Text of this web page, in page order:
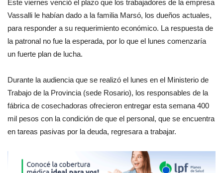
Este viernes venció el plazo que los trabajadores de la empresa
Vassalli le habían dado a la familia Marsó, los dueños actuales,
para responder a su requerimiento económico. La respuesta de
la patronal no fue la esperada, por lo que el lunes comenzaría
un fuerte plan de lucha.
Durante la audiencia que se realizó el lunes en el Ministerio de
Trabajo de la Provincia (sede Rosario), los responsables de la
fábrica de cosechadoras ofrecieron entregar esta semana 400
mil pesos con la condición de que el personal, que se encuentra
en tareas pasivas por la deuda, regresara a trabajar.